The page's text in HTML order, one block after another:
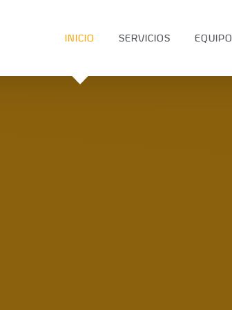
INICIO SERVICIOS EQUIPO